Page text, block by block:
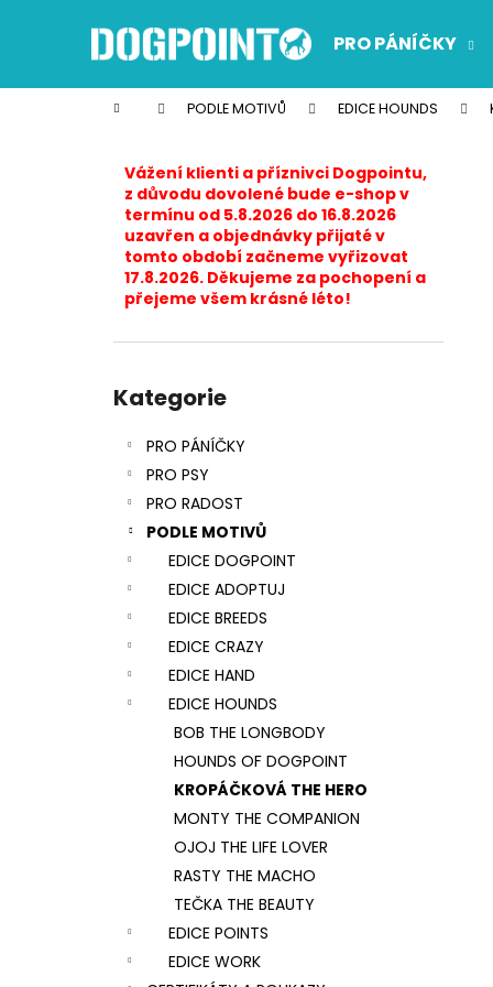
PRO PÁNÍČKY
Domů PODLE MOTIVŮ EDICE HOUNDS
Vážení klienti a příznivci Dogpointu,
z důvodu dovolené bude e-shop v
termínu od 5.8.2026 do 16.8.2026
uzavřen a objednávky přijaté v
tomto období začneme vyřizovat
17.8.2026. Děkujeme za pochopení a
přejeme všem krásné léto!
kategorie
Kategorie
PRO PÁNÍČKY
PRO PSY
PRO RADOST
PODLE MOTIVŮ
EDICE DOGPOINT
EDICE ADOPTUJ
EDICE BREEDS
EDICE CRAZY
EDICE HAND
EDICE HOUNDS
BOB THE LONGBODY
HOUNDS OF DOGPOINT
KROPÁČKOVÁ THE HERO
MONTY THE COMPANION
OJOJ THE LIFE LOVER
RASTY THE MACHO
TEČKA THE BEAUTY
EDICE POINTS
EDICE WORK
í
Zpět
do
Zpět
do
NÁRAMEK TLAPKA - ČERNÁ
159 Kč